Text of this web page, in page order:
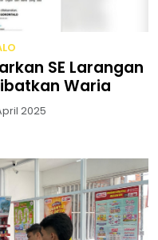
SE Larangan
Waria
2025